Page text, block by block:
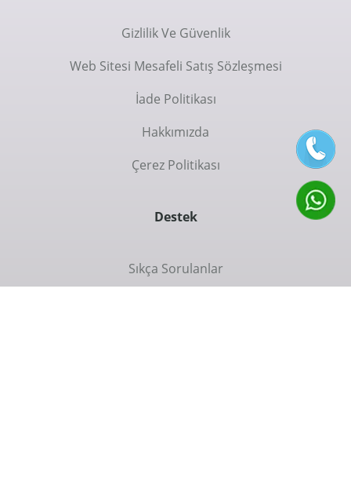
Gizlilik Ve Güvenlik
Web Sitesi Mesafeli Satış Sözleşmesi
İade Politikası
Hakkımızda
Çerez Politikası
Destek
Sıkça Sorulanlar